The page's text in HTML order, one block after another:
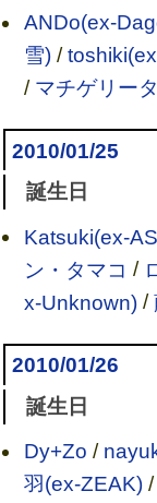
ANDo(ex-
雪)/
/ マチゲリータ
2010/01/25
誕生日
Katsuki(ex-
ン・タマコ /
x-Unknown)/
2010/01/26
誕生日
Dy+Zo /
羽(ex-ZEAK)/